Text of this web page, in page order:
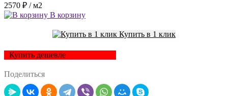
2570 ₽ / м2
В корзину
Купить в 1 клик
Купить дешевле
Поделиться